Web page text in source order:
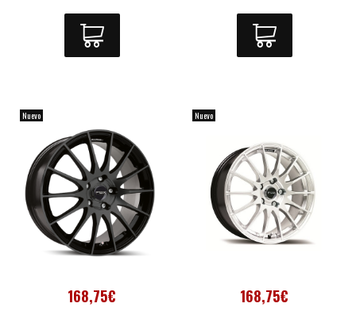
Nuevo
168,75€
Nuevo
168,75€